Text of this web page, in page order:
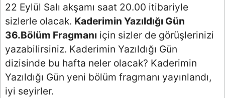
22 Eylül Salı akşamı saat 20.00 itibariyle
sizlerle olacak. Kaderimin Yazıldığı Gün
36.Bölüm Fragmanı için sizler de görüşlerinizi
yazabilirsiniz. Kaderimin Yazıldığı Gün
dizisinde bu hafta neler olacak? Kaderimin
Yazıldığı Gün yeni bölüm fragmanı yayınlandı,
iyi seyirler.